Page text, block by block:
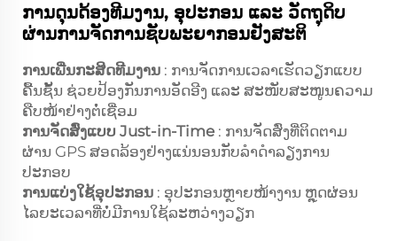
ການດຸນດ້ອງທີມງານ, ອຸປະກອນ ແລະ ວັດຖຸດິບ
ຜ່ານການຈັດການຊັບພະຍາກອນຢັງສະຕິ
ການເພີ່ນກະສິດທີມງານ : ການຈັດການເວລາເຮັດວຽກແບບ
ຄື້ນຊັ້ນ ຊ່ວຍປ້ອງກັນການອັດອີງ ແລະ ສະໜັບສະໜູນຄວາມ
ຄືບໜ້າຢ່າງຕໍ່ເຊື່ອມ
ການຈັດສົ່ງແບບ Just-in-Time : ການຈັດສົ່ງທີ່ຕິດຕາມ
ຜ່ານ GPS ສອດລ້ອງຢ່າງແນ່ນອນກັບລຳດຳລຽງການ
ປະກອບ
ການແບ່ງໃຊ້ອຸປະກອນ : ອຸປະກອນຫຼາຍໜ້າງານ ຫຼຸດຜ່ອນ
ໄລຍະເວລາທີ່ບໍ່ມີການໃຊ້ລະຫວ່າງວຽກ